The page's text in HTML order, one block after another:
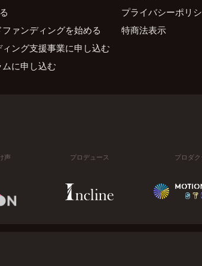
ァンディングを始める
ング支援事業に申し込む
に申し込む
プライバシーポリ
特商法表示
声 プロデュース プロダ